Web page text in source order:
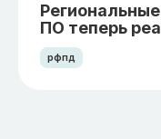
ПО теперь
рфпд